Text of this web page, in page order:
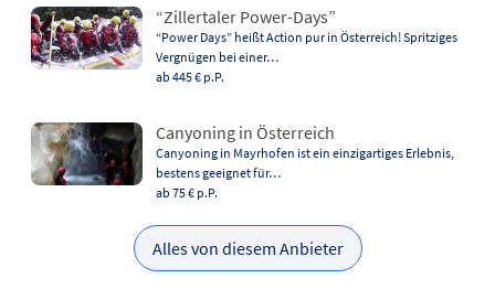
“Zillertaler Power-Days”
“Power Days” heißt Action pur in Österreich! Spritziges
Vergnügen bei einer…
ab 445 € p.P.
Canyoning in Österreich
Canyoning in Mayrhofen ist ein einzigartiges Erlebnis,
bestens geeignet für…
ab 75 € p.P.
Alles von diesem Anbieter